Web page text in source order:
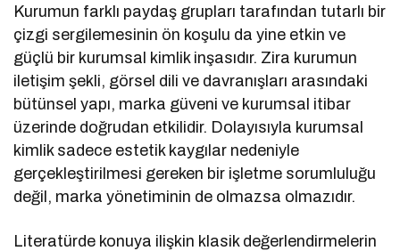
Kurumun farklı paydaş grupları tarafından tutarlı bir
çizgi sergilemesinin ön koşulu da yine etkin ve
güçlü bir kurumsal kimlik inşasıdır. Zira kurumun
iletişim şekli, görsel dili ve davranışları arasındaki
bütünsel yapı, marka güveni ve kurumsal itibar
üzerinde doğrudan etkilidir. Dolayısıyla kurumsal
kimlik sadece estetik kaygılar nedeniyle
gerçekleştirilmesi gereken bir işletme sorumluluğu
değil, marka yönetiminin de olmazsa olmazıdır.
Literatürde konuya ilişkin klasik değerlendirmelerin